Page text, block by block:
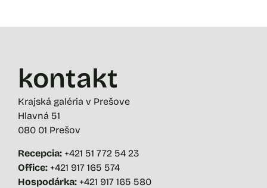
kontakt
Krajská galéria v Prešove
Hlavná 51
080 01 Prešov
Recepcia: +421 51 772 54 23
Office: +421 917 165 574
Hospodárka: +421 917 165 580